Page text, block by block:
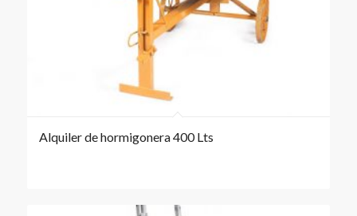
Alquiler de hormigonera 400 Lts